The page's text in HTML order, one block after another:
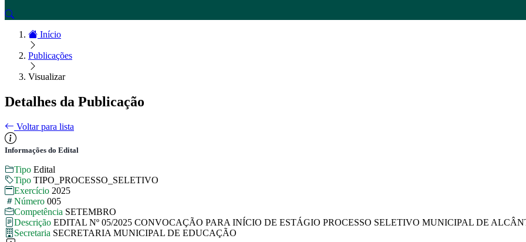
Início
Publicações
Visualizar
Detalhes da Publicação
Voltar para lista
Informações do Edital
Tipo Edital
Tipo TIPO_PROCESSO_SELETIVO
Exercício 2025
Número 005
Competência SETEMBRO
Descrição EDITAL Nº 05/2025 CONVOCAÇÃO PARA INÍCIO DE ESTÁGIO PROCESSO SELETIVO MUNICIPAL DE
Secretaria SECRETARIA MUNICIPAL DE EDUCAÇÃO